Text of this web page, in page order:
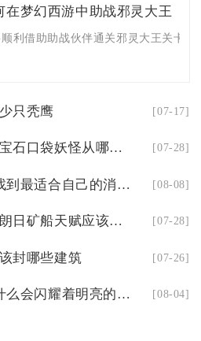
在梦幻西游中助战邪灵大王
利借助助战伙伴通关邪灵大王关卡
只秃鹰 [07-17]
口袋妖怪火红火红蓝宝石口袋妖怪从哪里买得到 [07-28]
在全民奇迹2中如何找到最适合自己的消费方式 [08-08]
无尽的拉格朗日拉格朗日矿船天赋应该怎么加点才更合理 [07-28]
封哪些建筑 [07-26]
影之刃3焚天烈火为什么会闪耀着明亮的光芒 [08-04]